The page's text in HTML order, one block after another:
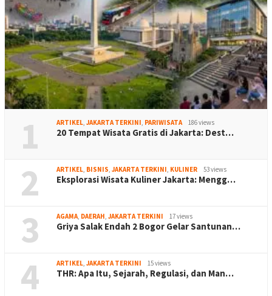
1 ARTIKEL JAKARTA TERKINI PARIWISATA 186 views
20 Tempat Wisata Gratis di Jakarta: Dest…
2 ARTIKEL BISNIS JAKARTA TERKINI KULINER 53 views
Eksplorasi Wisata Kuliner Jakarta: Mengg…
3 AGAMA DAERAH JAKARTA TERKINI 17 views
Griya Salak Endah 2 Bogor Gelar Santunan…
4 ARTIKEL JAKARTA TERKINI 15 views
THR: Apa Itu, Sejarah, Regulasi, dan Man…